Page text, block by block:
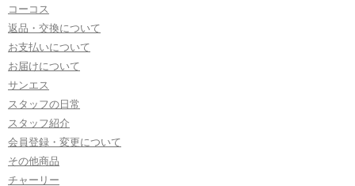
コーコス
返品・交換について
お支払いについて
お届けについて
サンエス
スタッフの日常
スタッフ紹介
会員登録・変更について
その他商品
チャーリー